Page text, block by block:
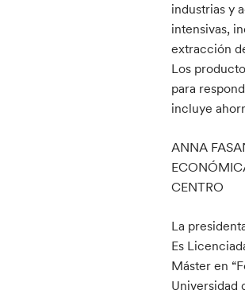
industrias y
intensivas,
extracción
Los
para
incluye
ANNA
CENTRO
La
Es
Máster en
Universidad